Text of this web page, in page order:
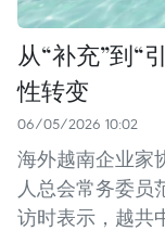
从“补充”到“
性转变
06/05/2026 10:02
海外越南企业家
人总会常务委员
访时表示，越共